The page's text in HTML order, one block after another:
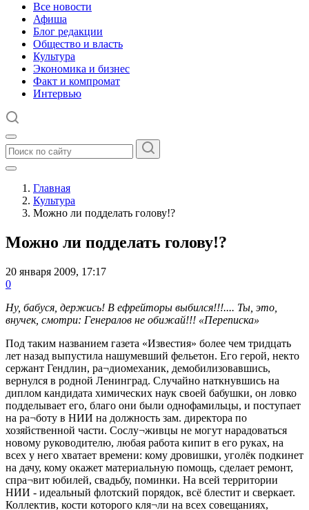
Все новости
Афиша
Блог редакции
Общество и власть
Культура
Экономика и бизнес
Факт и компромат
Интервью
Главная
Культура
Можно ли подделать голову!?
Можно ли подделать голову!?
20 января 2009, 17:17
0
Ну, бабуся, держись! В ефрейторы выбился!!!.... Ты, это,
внучек, смотри: Генералов не обижай!!! «Переписка»
Под таким названием газета «Известия» более чем тридцать
лет назад выпустила нашумевший фельетон. Его герой, некто
сержант Гендлин, ра¬диомеханик, демобилизовавшись,
вернулся в родной Ленинград. Случайно наткнувшись на
диплом кандидата химических наук своей бабушки, он ловко
подделывает его, благо они были однофамильцы, и поступает
на ра¬боту в НИИ на должность зам. директора по
хозяйственной части. Сослу¬живцы не могут нарадоваться
новому руководителю, любая работа кипит в его руках, на
всех у него хватает времени: кому дровишки, уголёк подкинет
на дачу, кому окажет материальную помощь, сделает ремонт,
спра¬вит юбилей, свадьбу, поминки. На всей территории
НИИ - идеальный флотский порядок, всё блестит и сверкает.
Коллектив, кости которого кля¬ли на всех совещаниях,